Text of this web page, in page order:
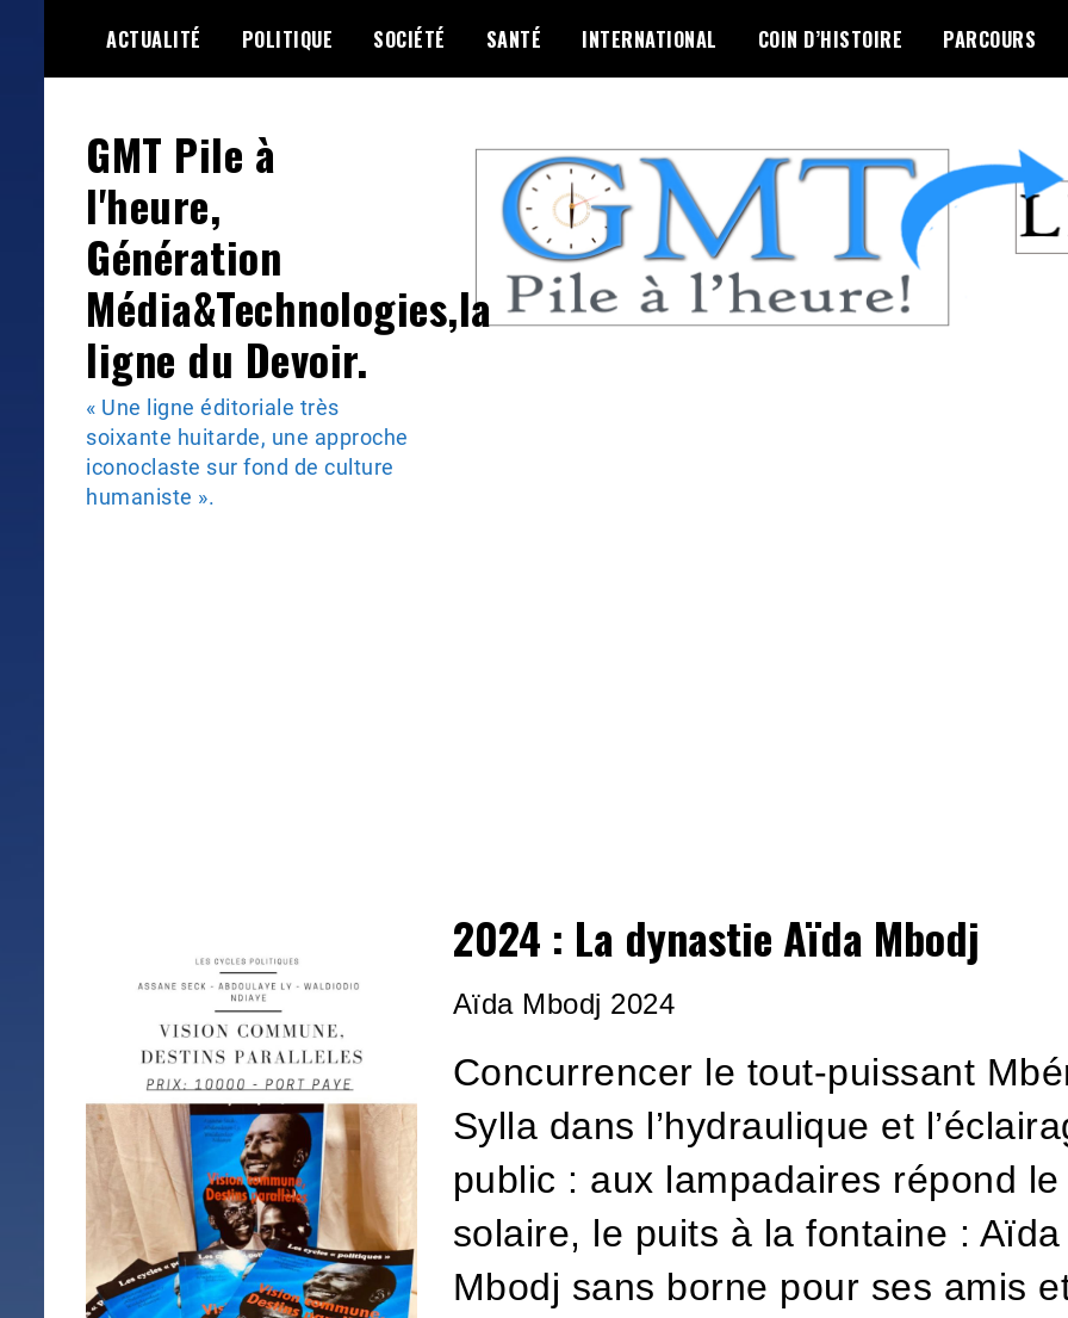
content
ACTUALITÉ POLITIQUE SOCIÉTÉ SANTÉ INTERNATIONAL COIN D’HISTOIRE PARCOURS
GMT Pile à
l'heure,
Génération
Média&Technologies,la
ligne du Devoir.
« Une ligne éditoriale très
soixante huitarde, une approche
iconoclaste sur fond de culture
humaniste ».
2024 : La dynastie Aïda Mbodj
Aïda Mbodj 2024
Concurrencer le tout-puissant
Sylla dans l’hydraulique et
public : aux lampadaires répond le
solaire, le puits à la fontaine : Aïda
Mbodj sans borne pour ses amis